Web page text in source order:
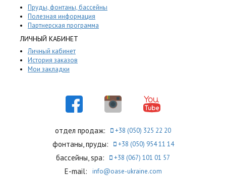
Пруды, фонтаны, бассейны
Полезная информация
Партнерская программа
ЛИЧНЫЙ КАБИНЕТ
Личный кабинет
История заказов
Мои закладки
отдел продаж: +38 (050) 325 22 20
фонтаны, пруды: +38 (050) 954 11 14
бассейны, spa: +38 (067) 101 01 57
E-mail: info@oase-ukraine.com